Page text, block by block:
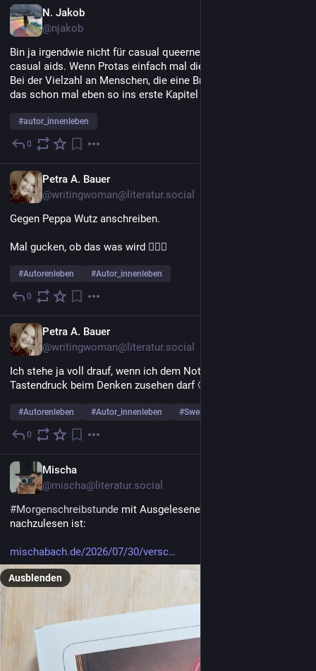
die jenen, die sie betreffen, sicher erst verständlich werden,
wenn's dann da ist.
Mich ehrlich zu freuen fällt mir aktuell eh schwer, aber das
hätte ich jetzt nicht noch oben drauf gebraucht.
N. Jakob
@njakob
Bin ja irgendwie nicht für casual queerness, sondern auch für
casual aids. Wenn Protas einfach mal die Brille putzen oder so.
Bei der Vielzahl an Menschen, die eine Brille tragen, kann man
das schon mal eben so ins erste Kapitel einbauen.
#autor_innenleben
0
Petra A. Bauer
@writingwoman@literatur.social
Gegen Peppa Wutz anschreiben.
Mal gucken, ob das was wird 🤷🏼‍♀️
#Autorenleben #Autor_innenleben
0
Petra A. Bauer
@writingwoman@literatur.social
Ich stehe ja voll drauf, wenn ich dem Notebook nach jedem
Tastendruck beim Denken zusehen darf 🙄
#Autorenleben #Autor_innenleben #SwedishRomance3
0
Mischa
@mischa@literatur.social
#Morgenschreibstunde mit Ausgelesenem verbracht, was hier
nachzulesen ist:
mischabach.de/2026/07/30/versc
Ausblenden